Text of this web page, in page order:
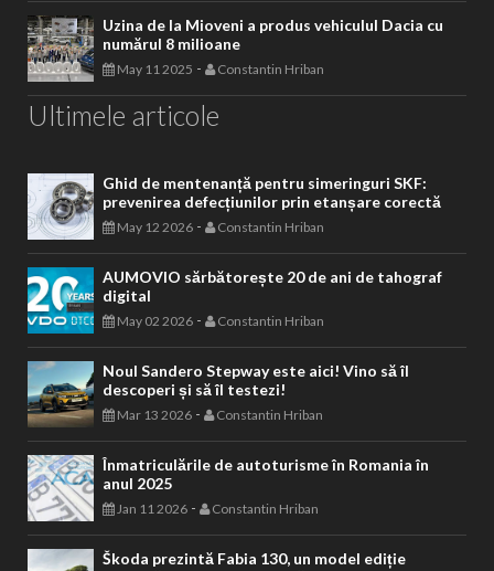
Uzina de la Mioveni a produs vehiculul Dacia cu
numărul 8 milioane
May 11 2025 - Constantin Hriban
Ultimele articole
Ghid de mentenanță pentru simeringuri SKF:
prevenirea defecțiunilor prin etanșare corectă
May 12 2026 - Constantin Hriban
AUMOVIO sărbătorește 20 de ani de tahograf
digital
May 02 2026 - Constantin Hriban
Noul Sandero Stepway este aici! Vino să îl
descoperi și să îl testezi!
Mar 13 2026 - Constantin Hriban
Înmatriculările de autoturisme în Romania în
anul 2025
Jan 11 2026 - Constantin Hriban
Škoda prezintă Fabia 130, un model ediție